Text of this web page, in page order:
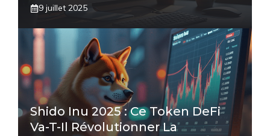
9 juillet 2025
Shido Inu 2025 : Ce Token DeFi
Va-T-Il Révolutionner La